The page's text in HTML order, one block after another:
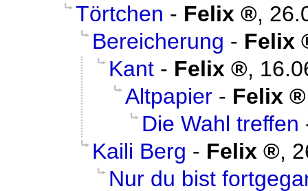
Törtchen - Felix ,
Bereicherung - Felix
Kant - Felix ,
Altpapier - Felix
Die Wahl treffen
Kaili Berg - Felix ,
Nur du bist